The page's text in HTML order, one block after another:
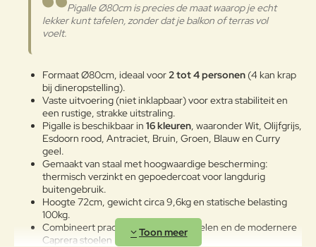
buiten blijven staan, is het
raadzaam om de metalen
afwasmiddel en ze te beschermen
Verder
Pigalle Ø80cm is precies de maat waarop je echt
lekker kunt tafelen, zonder dat je balkon of terras vol
voelt.
Formaat Ø80cm, ideaal voor2 tot 4 personen (4 kan krap
bij dineropstelling).
Vaste uitvoering (niet inklapbaar) voor extra stabiliteit en
een rustige, strakke uitstraling.
Pigalle is beschikbaar in 16 kleuren, waaronder Wit, Olijfgrijs,
Esdoorn rood, Antraciet, Bruin, Groen, Blauw en Curry
geel.
Gemaakt van staal met hoogwaardige bescherming:
thermisch verzinkt en gepoedercoat voor langdurig
buitengebruik.
Hoogte 72cm, gewicht circa 9,6kg en statische belasting
100kg.
Combineert prachtig met Pigalle stoelen en de modernere
Caprera stoelen (zie tips verderop).